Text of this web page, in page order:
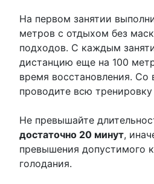
На первом занятии
метров с отдыхом без
подходов. С каждым
дистанцию еще на 100
время восстановления. Со
проводите всю
Не превышайте
достаточно 20 минут,
превышения допустимого
голодания.